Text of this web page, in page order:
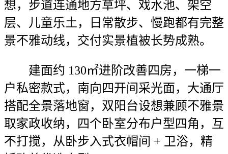
想，步道连通地方草坪、戏水池、架空
层、儿童乐土，日常散步、慢跑都有完整
景不雅动线，交付实景植被长势成熟。
建面约 130㎡进阶改善四房，一梯一
户私密款式，南向四开间采光面，大通厅
搭配全景落地窗，双阳台设想兼顾不雅景
取家政收纳，四个卧室分布户型四角，互
不打搅，从卧步入式衣帽间 + 卫浴，精